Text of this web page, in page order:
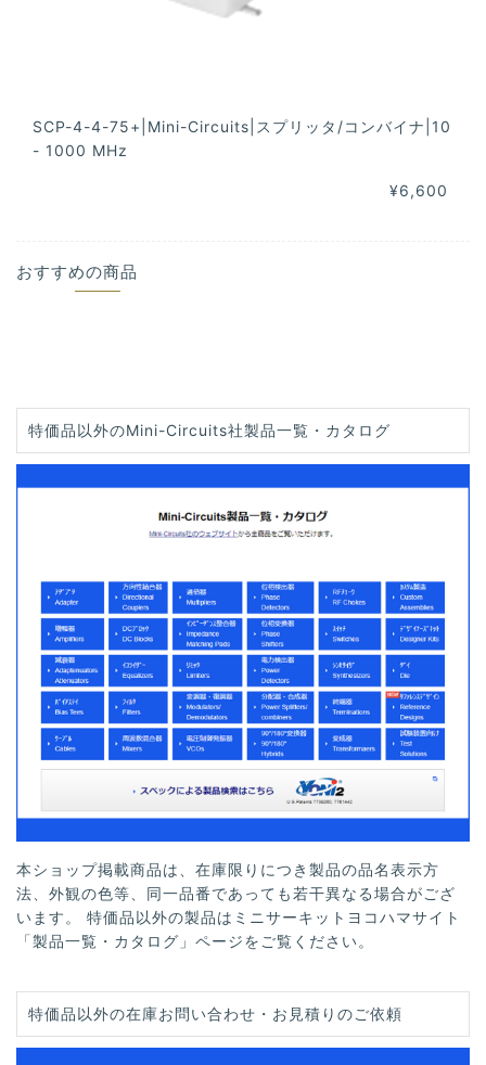
SCP-4-4-75+|Mini-Circuits|スプリッタ/コンバイナ|10
- 1000 MHz
¥6,600
おすすめの商品
特価品以外のMini-Circuits社製品一覧・カタログ
本ショップ掲載商品は、在庫限りにつき製品の品名表示方
法、外観の色等、同一品番であっても若干異なる場合がござ
います。 特価品以外の製品はミニサーキットヨコハマサイト
「製品一覧・カタログ」ページをご覧ください。
特価品以外の在庫お問い合わせ・お見積りのご依頼